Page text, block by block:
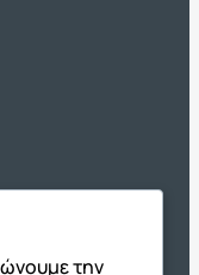
την